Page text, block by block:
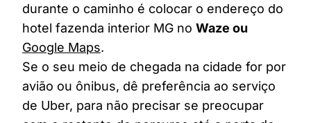
durante o caminho é colocar o endereço do
hotel fazenda interior MG no Waze ou
Google Maps.
Se o seu meio de chegada na cidade for por
avião ou ônibus, dê preferência ao serviço
de Uber, para não precisar se preocupar